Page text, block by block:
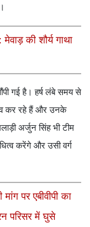
की शौर्य गाथा
गई है। हर्ष लंबे समय से
कर रहे हैं और उनके
अर्जुन सिंह भी टीम
करेंगे और उसी वर्ग
पर एबीवीपी का
परिसर में घुसे